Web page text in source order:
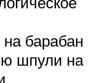
барабан
шпули на